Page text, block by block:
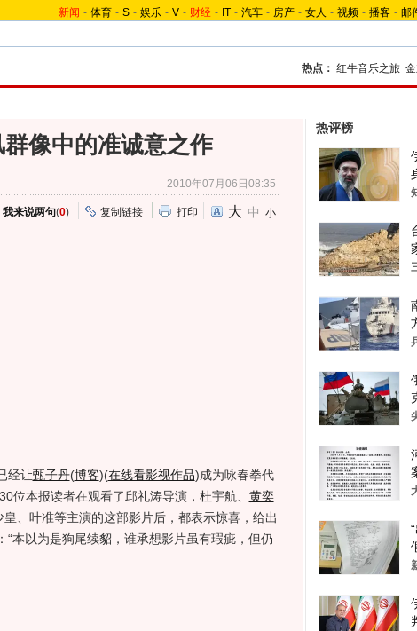
新闻 - 体育 - S - 娱乐 - V - 财经 - IT - 汽车 - 房产 - 女人 - 视频 - 播客 - 邮
热点： 红牛音乐之旅
群像中的准诚意之作
2010年07月06日08:35
我来说两句(0) 复制链接 打印 大 中 小
经让甄子丹(博客)(在线看影视作品)成为咏春拳代
位本报读者在观看了邱礼涛导演，杜宇航、 黄奕
皇、叶准等主演的这部影片后，都表示惊喜，给出
本以为是狗尾续貂，谁承想影片虽有瑕疵，但仍
热评榜